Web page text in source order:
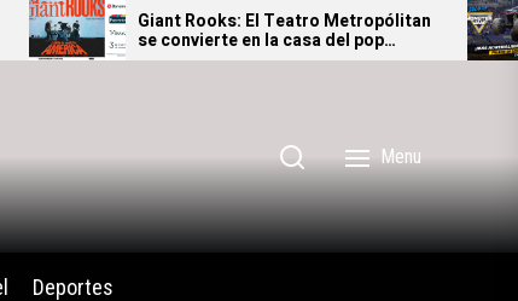
Rooks: El Teatro Metropólitan
convierte en la casa del pop
alemán
Monster
adrenalina
México
Menu
Deportes